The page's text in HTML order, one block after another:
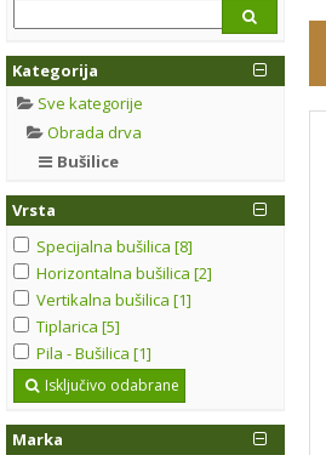
Kategorija
Sve kategorije
Obrada drva
Bušilice
Vrsta
Specijalna bušilica [8]
Horizontalna bušilica [2]
Vertikalna bušilica [1]
Tiplarica [5]
Pila - Bušilica [1]
Isključivo odabrane
Marka